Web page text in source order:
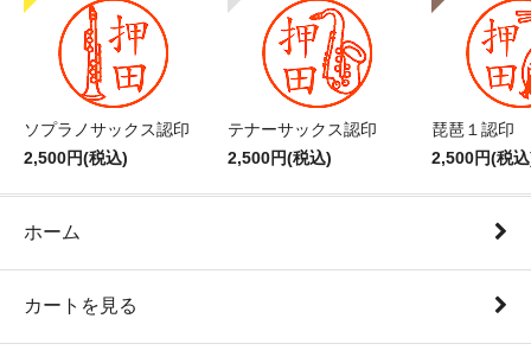
ソプラノサックス認印
2,500円(税込)
テナーサックス認印
2,500円(税込)
琵琶１認印
2,500円(税
ホーム
カートを見る